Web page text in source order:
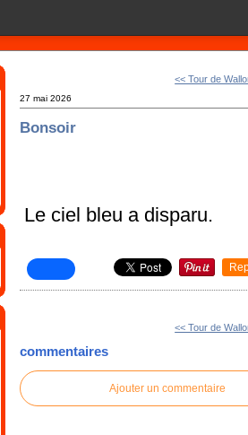
<< Tour de
27 mai 2026
Bonsoir
Le ciel bleu a disparu.
<< Tour de
commentaires
Ajouter un commentaire